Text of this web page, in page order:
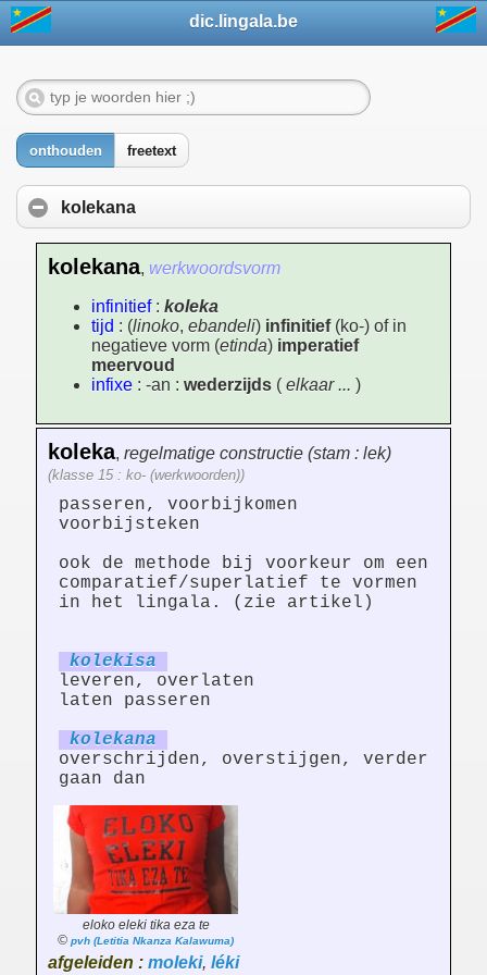
dic.lingala.be
onthouden freetext
kolekana
kolekana, werkwoordsvorm
infinitief: koleka
tijd : (linoko, ebandeli) infinitief(ko-) of in
negatieve vorm (etinda) imperatief
meervoud
infixe : -an : wederzijds ( elkaar ... )
koleka, regelmatige constructie (stam : lek)
(klasse 15 : ko- (werkwoorden))
passeren, voorbijkomen
voorbijsteken
ook de methode bij voorkeur om een
comparatief/superlatief te vormen
in het lingala. (zie artikel)
kolekisa
leveren, overlaten
laten passeren
kolekana
overschrijden, overstijgen, verder
gaan dan
eloko eleki tika eza te
© pvh (Letitia Nkanza Kalawuma)
afgeleiden : moleki, léki